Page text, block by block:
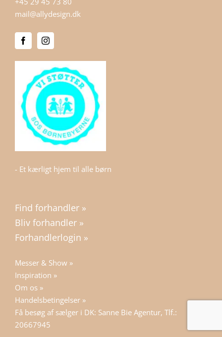
mail@allydesign.dk
- Et kærligt hjem til alle børn
Find forhandler »
Bliv forhandler »
Forhandlerlogin »
Messer & Show »
Inspiration »
Om os »
Handelsbetingelser »
Få besøg af sælger i DK: Sanne Bie Agentur, Tlf.:
20667945